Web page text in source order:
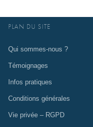
PLAN DU SITE
Qui sommes-nous ?
Témoignages
Infos pratiques
Conditions générales
Vie privée – RGPD